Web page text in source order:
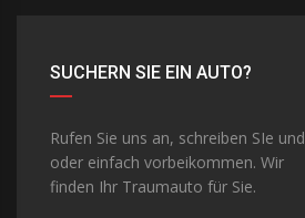
SUCHERN SIE EIN AUTO?
Rufen Sie uns an, schreiben SIe und
oder einfach vorbeikommen. Wir
finden Ihr Traumauto für Sie.